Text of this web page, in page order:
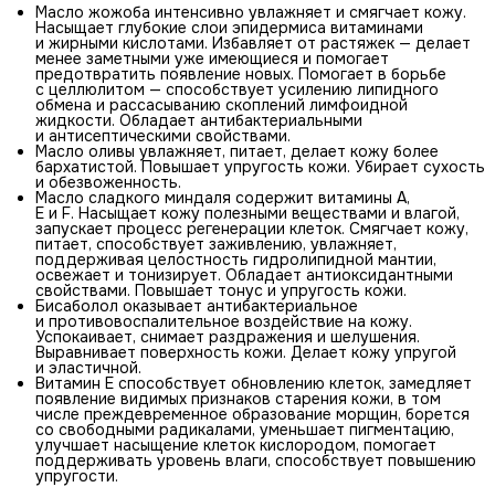
Масло жожоба интенсивно увлажняет и смягчает кожу.
Насыщает глубокие слои эпидермиса витаминами
и жирными кислотами. Избавляет от растяжек — делает
менее заметными уже имеющиеся и помогает
предотвратить появление новых. Помогает в борьбе
с целлюлитом — способствует усилению липидного
обмена и рассасыванию скоплений лимфоидной
жидкости. Обладает антибактериальными
и антисептическими свойствами.
Масло оливы увлажняет, питает, делает кожу более
бархатистой. Повышает упругость кожи. Убирает сухость
и обезвоженность.
Масло сладкого миндаля содержит витамины А,
Е и F. Насыщает кожу полезными веществами и влагой,
запускает процесс регенерации клеток. Смягчает кожу,
питает, способствует заживлению, увлажняет,
поддерживая целостность гидролипидной мантии,
освежает и тонизирует. Обладает антиоксидантными
свойствами. Повышает тонус и упругость кожи.
Бисаболол оказывает антибактериальное
и противовоспалительное воздействие на кожу.
Успокаивает, снимает раздражения и шелушения.
Выравнивает поверхность кожи. Делает кожу упругой
и эластичной.
Витамин Е способствует обновлению клеток, замедляет
появление видимых признаков старения кожи, в том
числе преждевременное образование морщин, борется
со свободными радикалами, уменьшает пигментацию,
улучшает насыщение клеток кислородом, помогает
поддерживать уровень влаги, способствует повышению
упругости.